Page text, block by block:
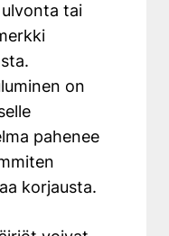
tai
on
pahenee
korjausta.